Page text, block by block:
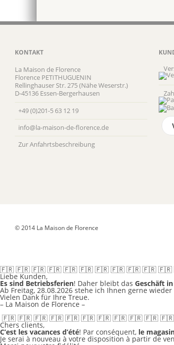
KONTAKT
La Maison de Florence
Florence PETITHUGUENIN
Rellinghauser Str. 275 (Nähe Weserstr.)
D-45136 Essen-Bergerhausen
+49 (0)201-5 63 12 19
info@la-maison-de-florence.de
Zur Anfahrts­beschreibung
© 2014 La Maison de Florence
🇫🇷 🇫🇷 🇫🇷 🇫🇷 🇫🇷 🇫🇷 🇫🇷 🇫🇷 🇫🇷 🇫🇷
Liebe Kunden,
Es sind Betriebsferien! Daher bleibt das Geschäft
Ab Freitag, 28.08.2026 stehe ich Ihnen gerne
Vielen Dank für Ihre Treue.
– La Maison de Florence –
🇫🇷 🇫🇷 🇫🇷 🇫🇷 🇫🇷 🇫🇷 🇫🇷 🇫🇷 🇫🇷 🇫🇷
Chers clients,
C’est les vacances d’été! Par conséquent, le
Je serai à nouveau à votre disposition à partir de